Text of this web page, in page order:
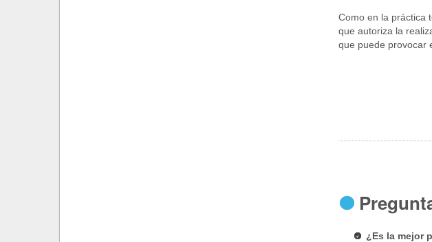
Como en la práctica
que autoriza la
que puede provocar
¿Es la mejor